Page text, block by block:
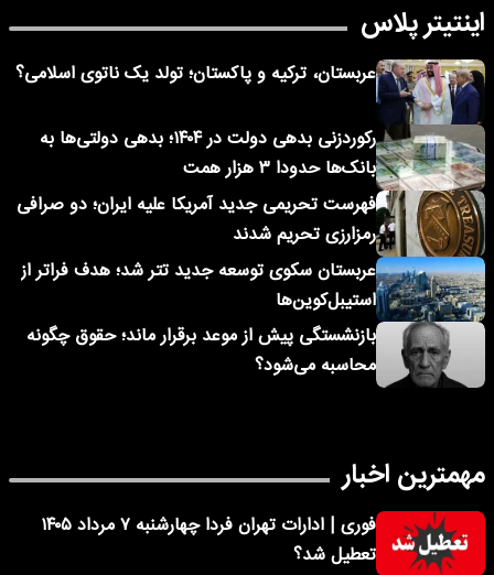
اینتیتر پلاس
عربستان، ترکیه و پاکستان؛ تولد یک ناتوی اسلامی؟
رکوردزنی بدهی دولت در ۱۴۰۴؛ بدهی دولتی‌ها به
بانک‌ها حدودا ۳ هزار همت
فهرست تحریمی جدید آمریکا علیه ایران؛ دو صرافی
رمزارزی تحریم شدند
عربستان سکوی توسعه جدید تتر شد؛ هدف فراتر از
استیبل‌کوین‌ها
بازنشستگی پیش از موعد برقرار ماند؛ حقوق چگونه
محاسبه می‌شود؟
مهمترین اخبار
فوری | ادارات تهران فردا چهارشنبه ۷ مرداد ۱۴۰۵
تعطیل شد؟